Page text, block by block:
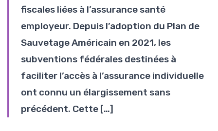
fiscales liées à l’assurance santé
employeur. Depuis l’adoption du Plan de
Sauvetage Américain en 2021, les
subventions fédérales destinées à
faciliter l’accès à l’assurance individuelle
ont connu un élargissement sans
précédent. Cette […]